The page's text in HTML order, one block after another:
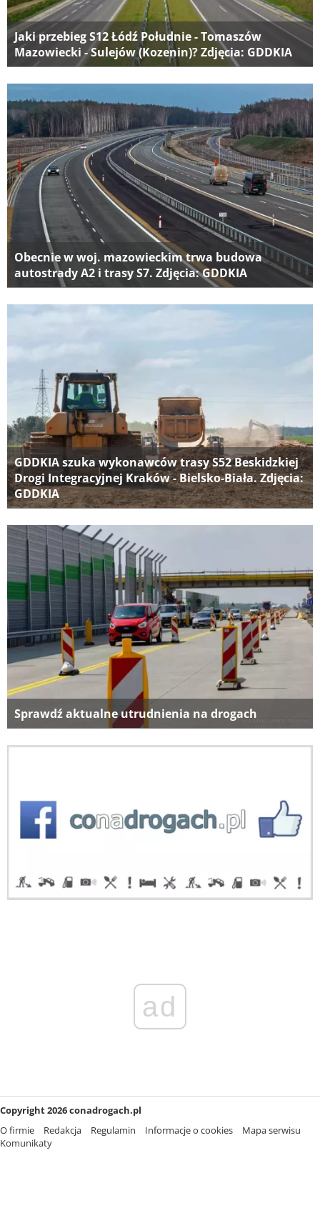
Jaki przebieg S12 Łódź Południe - Tomaszów
Mazowiecki - Sulejów (Kozenin)? Zdjęcia: GDDKIA
Obecnie w woj. mazowieckim trwa budowa
autostrady A2 i trasy S7. Zdjęcia: GDDKIA
GDDKIA szuka wykonawców trasy S52 Beskidzkiej
Drogi Integracyjnej Kraków - Bielsko-Biała. Zdjęcia:
GDDKIA
Sprawdź aktualne utrudnienia na drogach
ad
Copyright 2026 conadrogach.pl
O firmie
Redakcja Regulamin Informacje o cookies
Mapa serwisu
Komunikaty